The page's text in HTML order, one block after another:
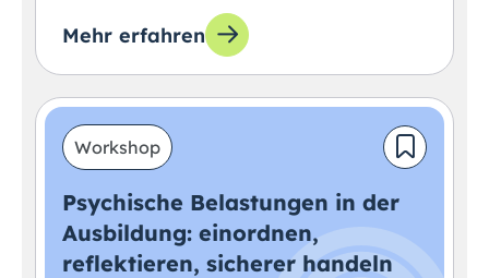
Mehr erfahren
Workshop
Psychische Belastungen in der
Ausbildung: einordnen,
reflektieren, sicherer handeln